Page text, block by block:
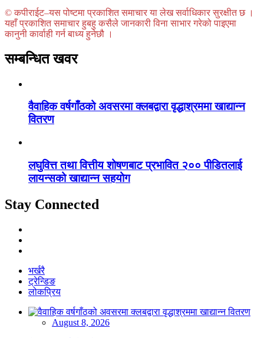
© कपीराईट–यस पोष्टमा प्रकाशित समाचार या लेख सर्वाधिकार सुरक्षीत छ ।
यहाँ प्रकाशित समाचार हुबहु कसैले जानकारी विना साभार गरेको पाइएमा
कानुनी कार्वाही गर्न बाध्य हुनेछौ ।
सम्बन्धित खवर
वैवाहिक वर्षगाँठको अवसरमा क्लबद्वारा वृद्धाश्रममा खाद्यान्न
वितरण
लघुवित्त तथा वित्तीय शोषणबाट प्रभावित २०० पीडितलाई
लायन्सको खाद्यान्न सहयोग
Stay Connected
भर्खरै
ट्रेन्डिङ
लोकप्रिय
August 8, 2026